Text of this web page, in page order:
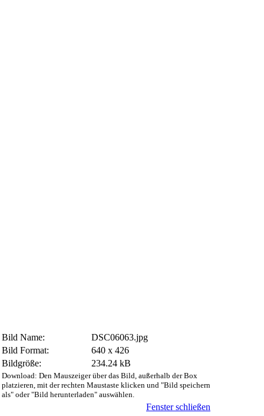
Bild Name:
DSC06063.jpg
Bild Format:
640 x 426
Bildgröße:
234.24 kB
Download: Den Mauszeiger über das Bild, außerhalb der Box
platzieren, mit der rechten Maustaste klicken und "Bild speichern
als" oder "Bild herunterladen" auswählen.
Fenster schließen